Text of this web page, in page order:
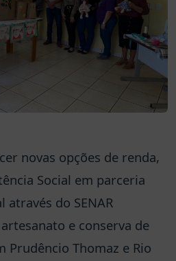
novas opções de renda,
Social em parceria
através do SENAR
e conserva de
Prudêncio Thomaz e Rio